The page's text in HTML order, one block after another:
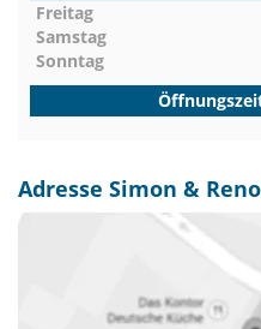
Freitag
Samstag
Sonntag
Adresse Simon &